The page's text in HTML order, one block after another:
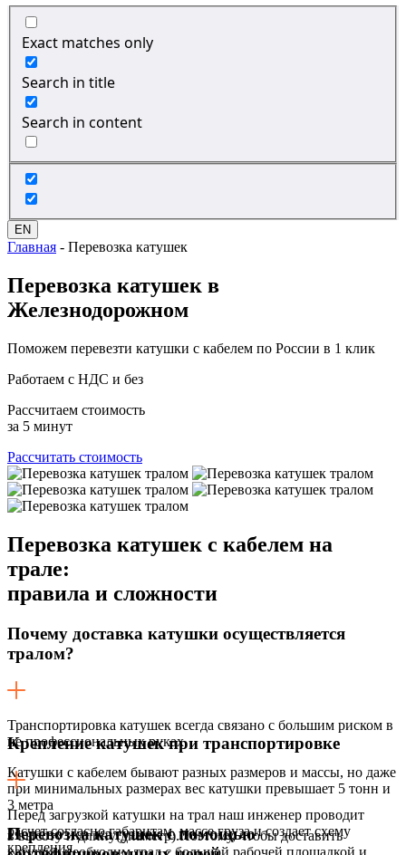
Exact matches only
Search in title
Search in content
EN
Главная - Перевозка катушек
Перевозка катушек в
Железнодорожном
Поможем перевезти катушки с кабелем по России в 1 клик
Работаем с НДС и без
Рассчитаем стоимость
за 5 минут
Рассчитать стоимость
Перевозка катушек с кабелем на
трале:
правила и сложности
Почему доставка катушки осуществляется
тралом?
Транспортировка катушек всегда связано с большим риском в
не профессиональных руках.
Катушки с кабелем бывают разных размеров и массы, но даже
при минимальных размерах вес катушки превышает 5 тонн и
3 метра
в высоту и длину(диаметр).Поэтому, чтобы доставить
катушки необходим трал с большой рабочей площадкой и
Крепление катушек при транспортировке
Перед загрузкой катушки на трал наш инженер проводит
расчет согласно габаритам, массе груза и создает схему
крепления.
Перевозка катушек с помощью